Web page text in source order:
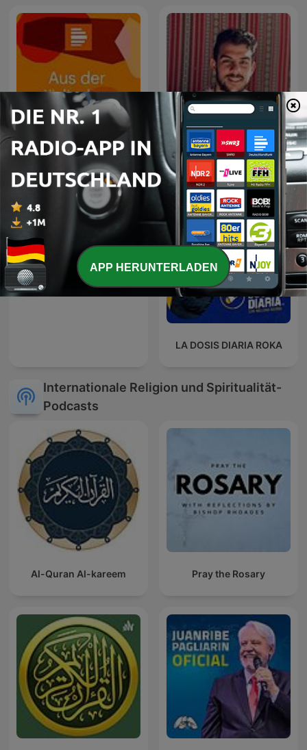
Aus der jüdischen Welt Islam Sobhi - إسلام صبحي
القارئ محمود علي البنا - رواية
حفص عن عاصم - Mahmoud
Ali Albanna - Rewayat
Hafs A'n
LA DOSIS DIARIA ROKA
Internationale Religion und Spiritualität-
Podcasts
Al-Quran Al-kareem Pray the Rosary
APP HERUNTERLADEN